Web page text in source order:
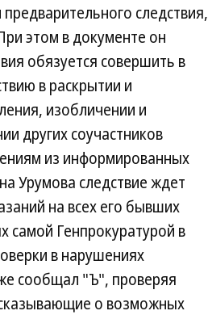
следствия,
этом в документе он
обязуется совершить в
в раскрытии и
изобличении и
других соучастников
из информированных
Урумова следствие ждет
на всех его бывших
самой Генпрокуратурой в
в нарушениях
сообщал "Ъ", проверяя
о возможных